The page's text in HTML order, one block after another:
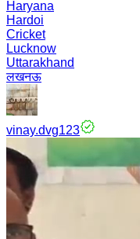
Haryana
Hardoi
Cricket
Lucknow
Uttarakhand
लखनऊ
vinay.dvg123